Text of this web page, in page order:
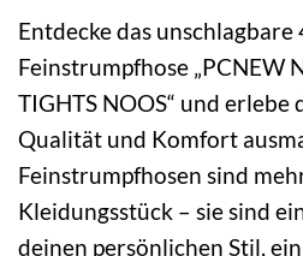
Entdecke das
Feinstrumpfhose „PCNEW
TIGHTS NOOS“ und
Qualität und Komfort
Feinstrumpfhosen sind
Kleidungsstück – sie sind
deinen persönlichen Stil,